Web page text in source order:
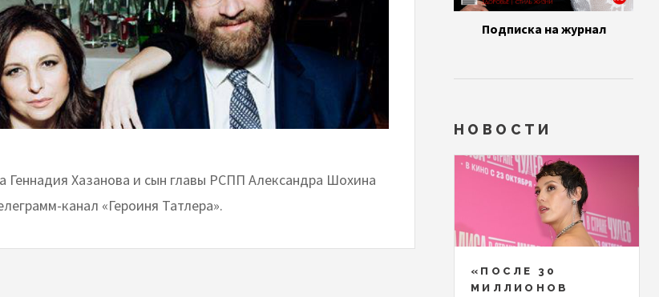
Геннадия Хазанова и сын главы РСПП Александра Шохина
канал «Героиня Татлера».
Подписка на журнал
НОВОСТИ
«ПОСЛЕ 30
МИЛЛИОНОВ